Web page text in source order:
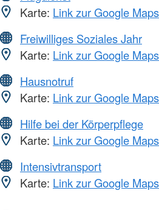
Karte: Link zur Google
Freiwilliges Soziales Jahr
Karte: Link zur Google
Hausnotruf
Karte: Link zur Google
Hilfe bei der Körperpflege
Karte: Link zur Google
Intensivtransport
Karte: Link zur Google